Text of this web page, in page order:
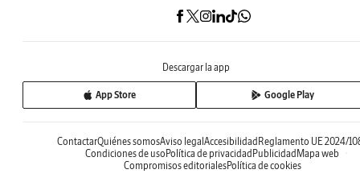
Descargar la app
App Store Google Play
ContactarQuiénes somosAviso legalAccesibilidadReglamento UE 2024/
Condiciones de usoPolítica de privacidadPublicidadMapa web
Compromisos editorialesPolítica de cookies